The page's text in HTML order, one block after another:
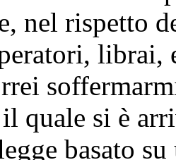
nel rispetto
librai,
quale si è
basato